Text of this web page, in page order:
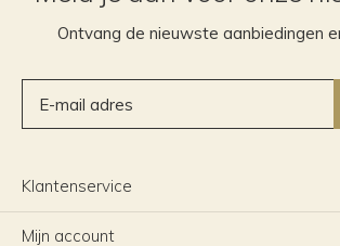
Ontvang de nieuwste aanbiedingen
Klantenservice
Mijn account